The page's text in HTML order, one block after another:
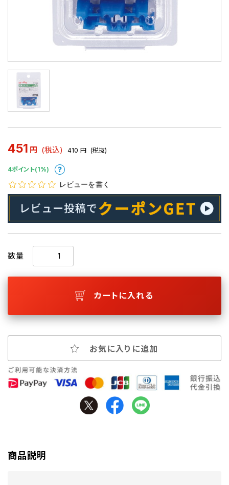
451 円 (税込) 410 円 (税抜)
4ポイント(1%)
レビューを書く
数量
カートに入れる
お気に入りに追加
商品説明